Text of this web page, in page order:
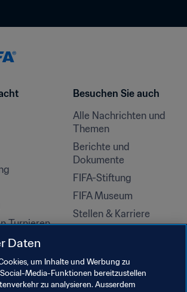
Turnieren
und
Besuchen Sie auch
Alle Nachrichten und
Themen
Berichte und
Dokumente
FIFA-Stiftung
FIFA Museum
Stellen & Karriere
Daten
um Inhalte und Werbung zu
Media-Funktionen bereitzustellen
zu analysieren. Ausserdem